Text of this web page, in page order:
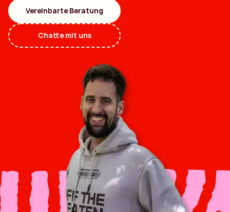
Vereinbarte Beratung
Chatte mit uns